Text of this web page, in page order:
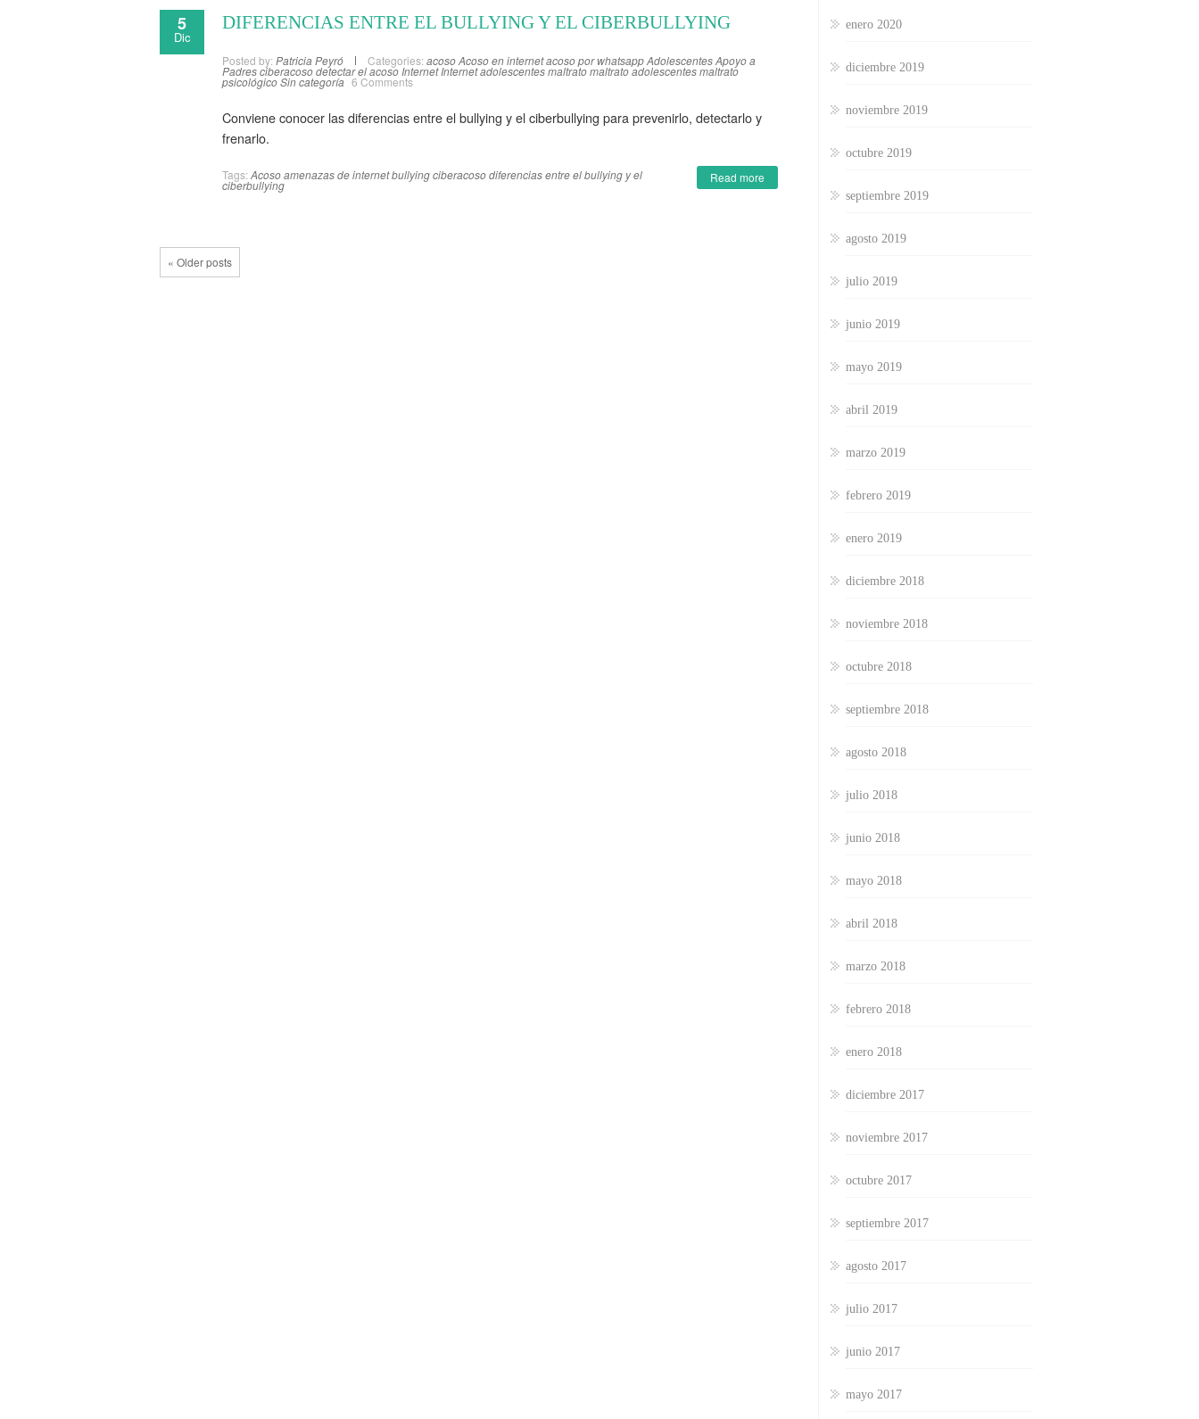
5
Dic
DIFERENCIAS ENTRE EL BULLYING Y EL CIBERBULLYING
Posted by: Patricia Peyró Categories: acosoAcoso en internetacoso por whatsappAdolescentesApoyo a
Padresciberacosodetectar el acoso Internet Internet adolescentesmaltratomaltrato adolescentesmaltrato
psicológicoSin categoría 6 Comments
Conviene conocer las diferencias entre el bullying y el ciberbullying para prevenirlo, detectarlo y
frenarlo.
Read more
Tags: Acosoamenazas de internetbullyingciberacosodiferencias entre el bullying y el
ciberbullying
« Older posts
enero 2020
diciembre 2019
noviembre 2019
octubre 2019
septiembre 2019
agosto 2019
julio 2019
junio 2019
mayo 2019
abril 2019
marzo 2019
febrero 2019
enero 2019
diciembre 2018
noviembre 2018
octubre 2018
septiembre 2018
agosto 2018
julio 2018
junio 2018
mayo 2018
abril 2018
marzo 2018
febrero 2018
enero 2018
diciembre 2017
noviembre 2017
octubre 2017
septiembre 2017
agosto 2017
julio 2017
junio 2017
mayo 2017